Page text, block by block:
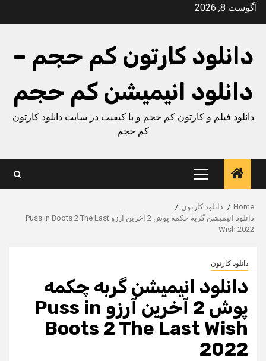
Skipآگوست 8, 2026
دانلود کارتون کم حجم –
دانلود انیمیشن کم حجم
دانلود فیلم و کارتون کم حجم و با کیفیت در سایت دانلود کارتون
کم حجم
Primary
Menu
Home
دانلود کارتون
دانلود انیمیشن گربه چکمه پوش 2 آخرین آرزو Puss in Boots 2 The Last
Wish 2022
دانلود کارتون
دانلود انیمیشن گربه چکمه
پوش 2 آخرین آرزو Puss in
Boots 2 The Last Wish
2022